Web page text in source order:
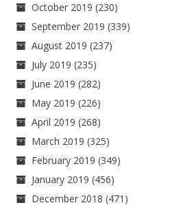
October 2019 (230)
September 2019 (339)
August 2019 (237)
July 2019 (235)
June 2019 (282)
May 2019 (226)
April 2019 (268)
March 2019 (325)
February 2019 (349)
January 2019 (456)
December 2018 (471)